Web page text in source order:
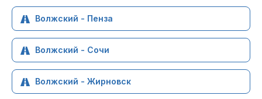
Волжский - Пенза
Волжский - Сочи
Волжский - Жирновск